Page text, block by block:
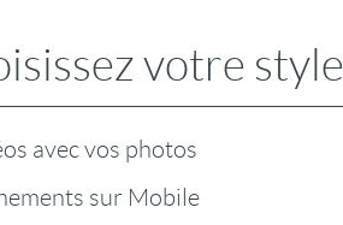
votre style
avec vos photos
sur Mobile